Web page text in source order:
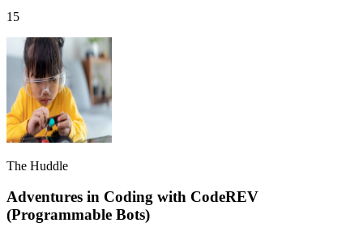
15
The Huddle
Adventures in Coding with CodeREV
(Programmable Bots)